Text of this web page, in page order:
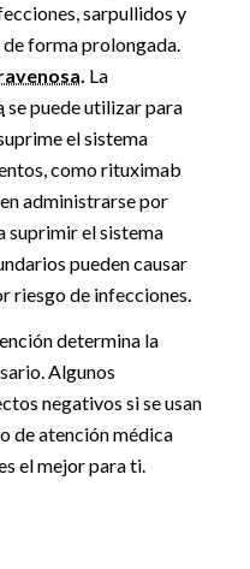
sarpullidos y
de forma prolongada.
. La
se puede utilizar para
el sistema
como rituximab
administrarse por
suprimir el sistema
pueden causar
riesgo de infecciones.
determina la
Algunos
negativos si se usan
de atención médica
el mejor para ti.